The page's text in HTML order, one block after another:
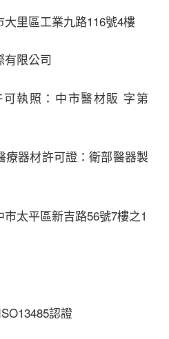
里區工業九路116號4樓
限公司
執照：中市醫材販 字第
療器材許可證：衛部醫器製
太平區新吉路56號7樓之1
認證